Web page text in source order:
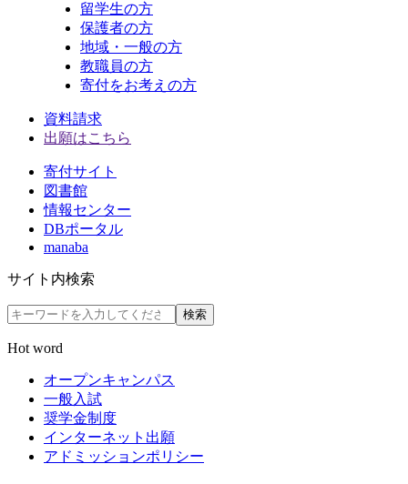
留学生の方
保護者の方
地域・一般の方
教職員の方
寄付をお考えの方
資料請求
出願はこちら
寄付サイト
図書館
情報センター
DBポータル
manaba
サイト内検索
検索
Hot word
オープンキャンパス
一般入試
奨学金制度
インターネット出願
アドミッションポリシー